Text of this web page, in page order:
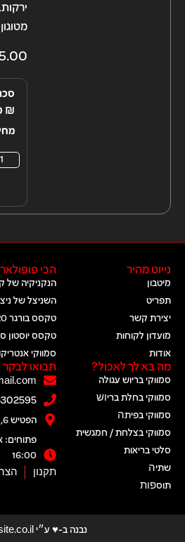
₪
נייוט מהיר
מיטבון
תפריט
יצירת קשר
מועדון לקוחות
אודות
הכי
הנקניקיה של
השניצל של
טקסס בורגר 220 גר
טקסס יוסטון
סמווקי
מה בא לך לאכול?
סמווקי בריוש עגולה
סמווקי בחלת בריוש​
סמווקי בפיתה​
סמווקי בצלחת / חמגשית
סלטי בריאות
שתיה​
תוספות​
תבואו לבקר
הפטיש 6, נס ציונה (ישפרו סנטר)
16:00
תקנון
נבנה ב-♥ ע״י 2site.co.il בע״מ